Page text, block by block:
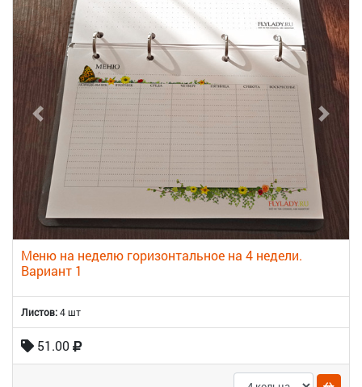
Меню на неделю горизонтальное на 4 недели.
Вариант 1
Листов:4 шт
51.00